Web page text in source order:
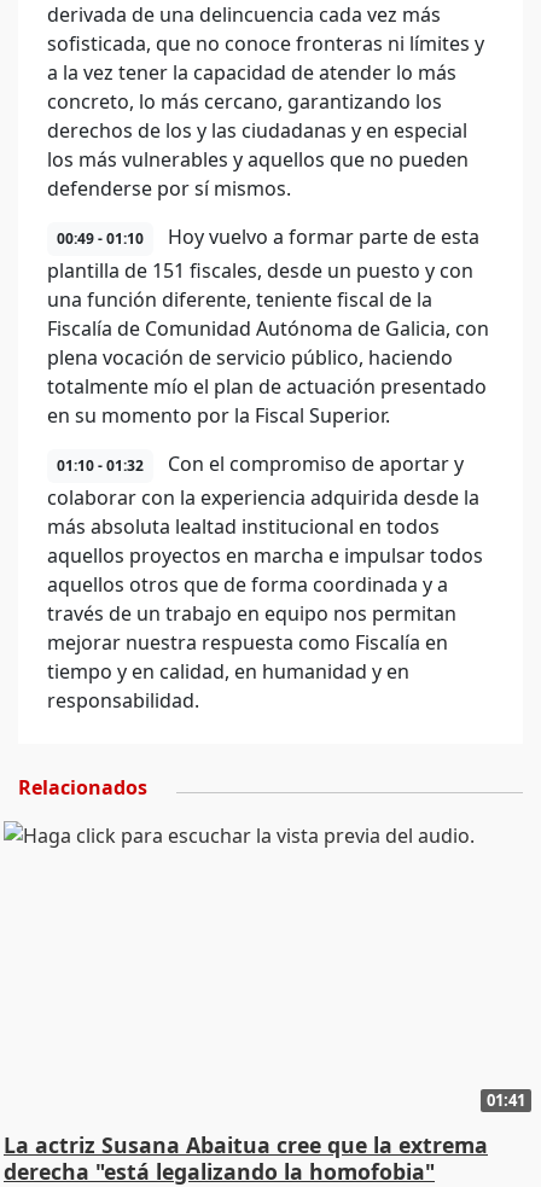
derivada de una delincuencia cada vez más
sofisticada, que no conoce fronteras ni límites y
a la vez tener la capacidad de atender lo más
concreto, lo más cercano, garantizando los
derechos de los y las ciudadanas y en especial
los más vulnerables y aquellos que no pueden
defenderse por sí mismos.
00:49 - 01:10
Hoy vuelvo a formar parte de esta
plantilla de 151 fiscales, desde un puesto y con
una función diferente, teniente fiscal de la
Fiscalía de Comunidad Autónoma de Galicia, con
plena vocación de servicio público, haciendo
totalmente mío el plan de actuación presentado
en su momento por la Fiscal Superior.
01:10 - 01:32
Con el compromiso de aportar y
colaborar con la experiencia adquirida desde la
más absoluta lealtad institucional en todos
aquellos proyectos en marcha e impulsar todos
aquellos otros que de forma coordinada y a
través de un trabajo en equipo nos permitan
mejorar nuestra respuesta como Fiscalía en
tiempo y en calidad, en humanidad y en
responsabilidad.
Relacionados
01:41
La actriz Susana Abaitua cree que la extrema
derecha "está legalizando la homofobia"